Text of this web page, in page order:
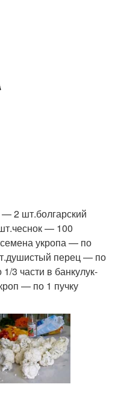
— 2 шт.болгарский
— 100
укропа — по
перец — по
3 части в банкулук-
— по 1 пучку